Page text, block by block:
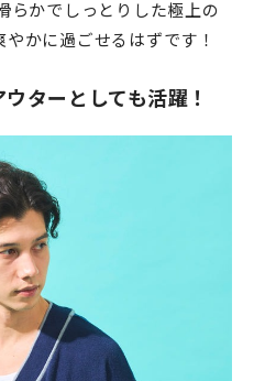
らかでしっとりした極上の
かに過ごせるはずです！
ターとしても活躍！